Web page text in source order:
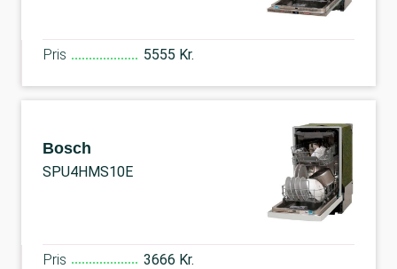
Pris 5555 Kr.
Bosch
SPU4HMS10E
Pris 3666 Kr.